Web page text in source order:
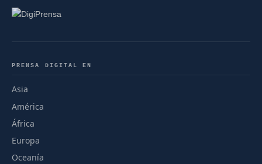
PRENSA DIGITAL EN
Asia
América
África
Europa
Oceanía